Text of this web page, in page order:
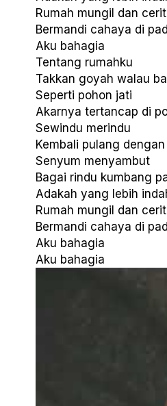
Rumah mungil dan
Bermandi cahaya di
Aku bahagia
Tentang rumahku
Takkan goyah walau
Seperti pohon jati
Akarnya tertancap di
Sewindu merindu
Kembali pulang
Senyum menyambut
Bagai rindu kumbang
Adakah yang lebih
Rumah mungil dan
Bermandi cahaya di
Aku bahagia
Aku bahagia